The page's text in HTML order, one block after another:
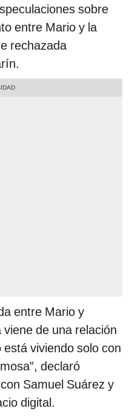
sobre
entre Mario y la
rechazada
entre Mario y
de una relación
viviendo solo con
declaró
Samuel Suárez y
digital.